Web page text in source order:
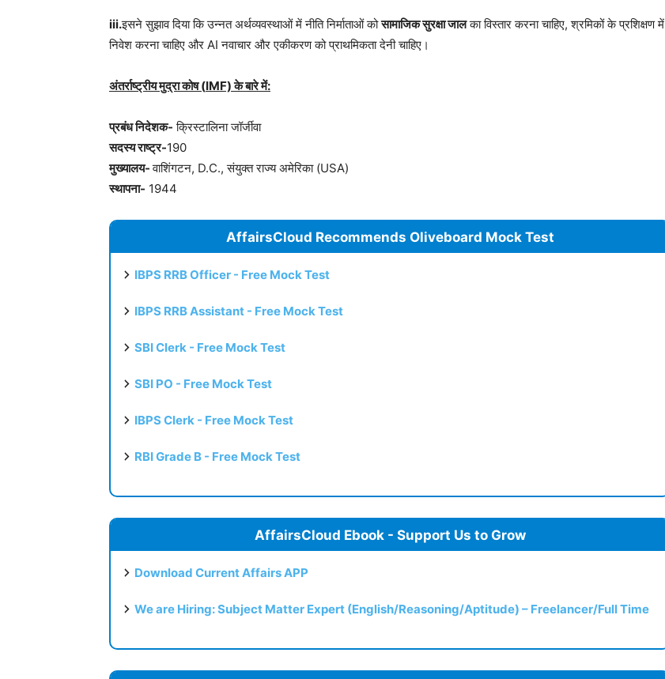
iii.इसने सुझाव दिया कि उन्नत अर्थव्यवस्थाओं में नीति निर्माताओं कोसामाजिक सुरक्षा जालका विस्तार करना चाहिए, श्रमिकों के प्रशिक्षण में
निवेश करना चाहिए और AI नवाचार और एकीकरण को प्राथमिकता देनी चाहिए।
अंतर्राष्ट्रीय मुद्रा कोष (IMF)के बारे में:
प्रबंध निदेशक- क्रिस्टालिना जॉर्जीवा
सदस्य राष्ट्र-190
मुख्यालय- वाशिंगटन, D.C., संयुक्त राज्य अमेरिका (USA)
स्थापना- 1944
AffairsCloud Recommends Oliveboard Mock Test
IBPS RRB Officer - Free Mock Test
IBPS RRB Assistant - Free Mock Test
SBI Clerk - Free Mock Test
SBI PO - Free Mock Test
IBPS Clerk - Free Mock Test
RBI Grade B - Free Mock Test
AffairsCloud Ebook - Support Us to Grow
Download Current Affairs APP
We are Hiring: Subject Matter Expert (English/Reasoning/Aptitude) – Freelancer/Full Time